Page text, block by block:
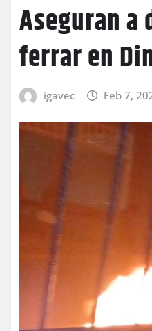
Aseguran a
ferrar en
igavec Feb 7,